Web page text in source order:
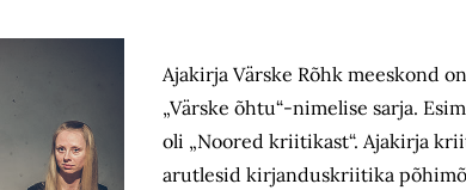
Ajakirja Värske Rõhk meeskond
„Värske õhtu“-nimelise sarja.
oli „Noored kriitikast“. Ajakirja
arutlesid kirjanduskriitika